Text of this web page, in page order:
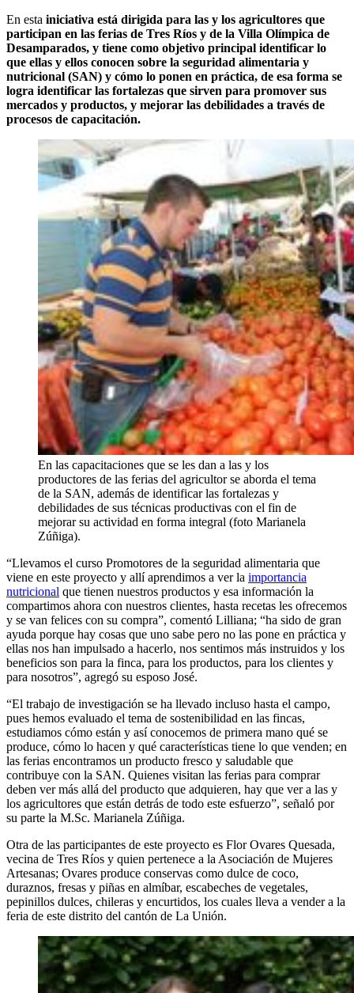
En esta iniciativa está dirigida para las y los agricultores que
participan en las ferias de Tres Ríos y de la Villa Olímpica de
Desamparados, y tiene como objetivo principal identificar lo
que ellas y ellos conocen sobre la seguridad alimentaria y
nutricional (SAN) y cómo lo ponen en práctica, de esa forma se
logra identificar las fortalezas que sirven para promover sus
mercados y productos, y mejorar las debilidades a través de
procesos de capacitación.
En las capacitaciones que se les dan a las y los
productores de las ferias del agricultor se aborda el tema
de la SAN, además de identificar las fortalezas y
debilidades de sus técnicas productivas con el fin de
mejorar su actividad en forma integral (foto Marianela
Zúñiga).
“Llevamos el curso Promotores de la seguridad alimentaria que
viene en este proyecto y allí aprendimos a ver la importancia
nutricional que tienen nuestros productos y esa información la
compartimos ahora con nuestros clientes, hasta recetas les ofrecemos
y se van felices con su compra”, comentó Lilliana; “ha sido de gran
ayuda porque hay cosas que uno sabe pero no las pone en práctica y
ellas nos han impulsado a hacerlo, nos sentimos más instruidos y los
beneficios son para la finca, para los productos, para los clientes y
para nosotros”, agregó su esposo José.
“El trabajo de investigación se ha llevado incluso hasta el campo,
pues hemos evaluado el tema de sostenibilidad en las fincas,
estudiamos cómo están y así conocemos de primera mano qué se
produce, cómo lo hacen y qué características tiene lo que venden; en
las ferias encontramos un producto fresco y saludable que
contribuye con la SAN. Quienes visitan las ferias para comprar
deben ver más allá del producto que adquieren, hay que ver a las y
los agricultores que están detrás de todo este esfuerzo”, señaló por
su parte la M.Sc. Marianela Zúñiga.
Otra de las participantes de este proyecto es Flor Ovares Quesada,
vecina de Tres Ríos y quien pertenece a la Asociación de Mujeres
Artesanas; Ovares produce conservas como dulce de coco,
duraznos, fresas y piñas en almíbar, escabeches de vegetales,
pepinillos dulces, chileras y encurtidos, los cuales lleva a vender a la
feria de este distrito del cantón de La Unión.